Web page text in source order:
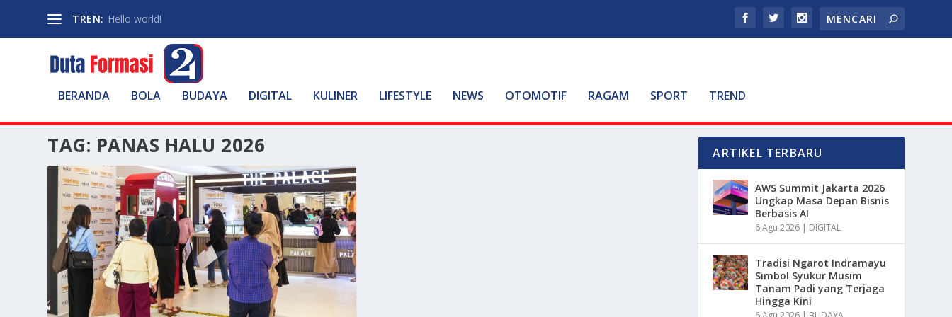
TREN: Hello world!
BERANDA BOLA BUDAYA DIGITAL KULINER LIFESTYLE NEWS OTOMOTIF RAGAM SPORT TREND
TAG: PANAS HALU 2026 ARTIKEL TERBARU
AWS Summit Jakarta 2026
Ungkap Masa Depan Bisnis
Berbasis AI
6 Agu 2026 | DIGITAL
Tradisi Ngarot Indramayu
Simbol Syukur Musim
Tanam Padi yang Terjaga
Hingga Kini